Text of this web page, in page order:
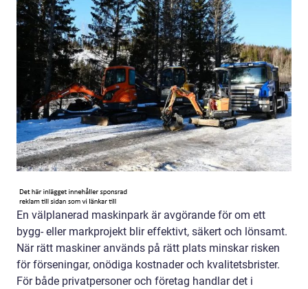
En välplanerad maskinpark är avgörande för om ett
bygg- eller markprojekt blir effektivt, säkert och lönsamt.
När rätt maskiner används på rätt plats minskar risken
för förseningar, onödiga kostnader och kvalitetsbrister.
För både privatpersoner och företag handlar det i